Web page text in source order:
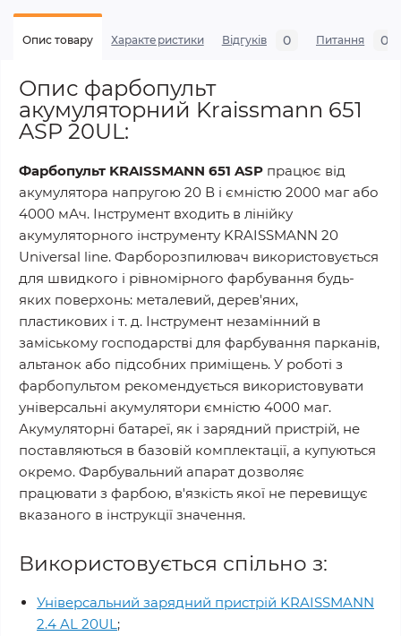
Опис товару Характеристики Відгуків 0 Питання 0
Опис фарбопульт
акумуляторний Kraissmann 651
ASP 20UL:
Фарбопульт KRAISSMANN 651 ASP працює від
акумулятора напругою 20 В і ємністю 2000 маг або
4000 мАч. Інструмент входить в лінійку
акумуляторного інструменту KRAISSMANN 20
Universal line. Фарборозпилювач використовується
для швидкого і рівномірного фарбування будь-
яких поверхонь: металевий, дерев'яних,
пластикових і т. д. Інструмент незамінний в
заміському господарстві для фарбування парканів,
альтанок або підсобних приміщень. У роботі з
фарбопультом рекомендується використовувати
універсальні акумулятори ємністю 4000 маг.
Акумуляторні батареї, як і зарядний пристрій, не
поставляються в базовій комплектації, а купуються
окремо. Фарбувальний апарат дозволяє
працювати з фарбою, в'язкість якої не перевищує
вказаного в інструкції значення.
Використовується спільно з:
Універсальний зарядний пристрій KRAISSMANN
2.4 AL 20UL;